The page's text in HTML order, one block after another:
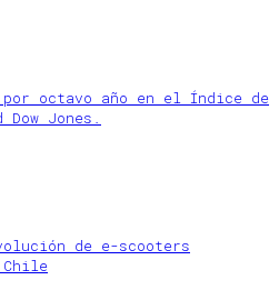
octavo año en el Índice de
Jones.
de e-scooters